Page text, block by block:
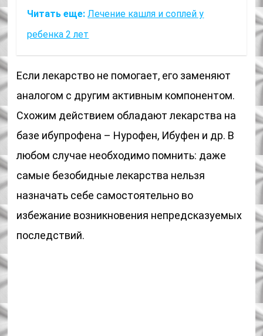
Читать еще: Лечение кашля и соплей у
ребенка 2 лет
Если лекарство не помогает, его заменяют
аналогом с другим активным компонентом.
Схожим действием обладают лекарства на
базе ибупрофена – Нурофен, Ибуфен и др. В
любом случае необходимо помнить: даже
самые безобидные лекарства нельзя
назначать себе самостоятельно во
избежание возникновения непредсказуемых
последствий.